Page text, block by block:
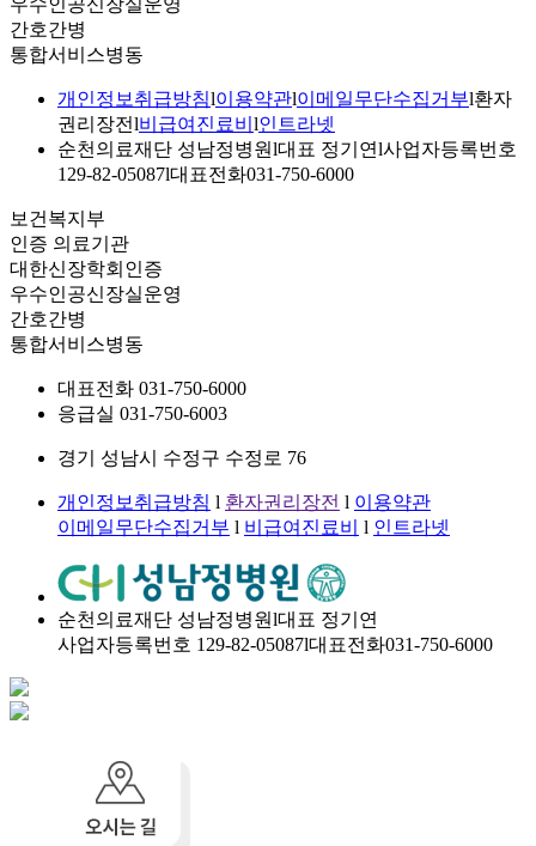
간호간병
통합서비스병동
개인정보취급방침l이용약관l이메일무단수집거부l환자
권리장전l비급여진료비 l인트라넷
순천의료재단 성남정병원l대표 정기연l사업자등록번호
129-82-05087l대표전화031-750-6000
보건복지부
인증 의료기관
대한신장학회인증
우수인공신장실운영
간호간병
통합서비스병동
대표전화 031-750-6000
응급실 031-750-6003
경기 성남시 수정구 수정로 76
개인정보취급방침 l 환자권리장전 l 이용약관
이메일무단수집거부 l 비급여진료비 l 인트라넷
순천의료재단 성남정병원l대표 정기연
사업자등록번호 129-82-05087l대표전화031-750-6000